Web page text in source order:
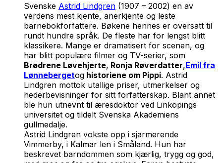
Svenske Astrid Lindgren (1907 – 2002) en av
verdens mest kjente, anerkjente og leste
barnebokforfattere. Bøkene hennes er oversatt til
rundt hundre språk. De fleste har for lengst blitt
klassikere. Mange er dramatisert for scenen, og
har blitt populære filmer og TV-serier, som
Brødrene Løvehjerte, Ronja Røverdatter,Emil fra
Lønnebergetog historiene om Pippi. Astrid
Lindgren mottok utallige priser, utmerkelser og
hederbevisninger for sitt forfatterskap. Blant annet
ble hun utnevnt til æresdoktor ved Linköpings
universitet og tildelt Svenska Akademiens
gullmedalje.
Astrid Lindgren vokste opp i sjarmerende
Vimmerby, i Kalmar len i Småland. Hun har
beskrevet barndommen som kjærlig, trygg og god,